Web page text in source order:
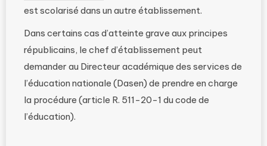
est scolarisé dans un autre établissement.
Dans certains cas d’atteinte grave aux principes
républicains, le chef d’établissement peut
demander au Directeur académique des services de
l’éducation nationale (Dasen) de prendre en charge
la procédure (article R. 511-20-1 du code de
l’éducation).